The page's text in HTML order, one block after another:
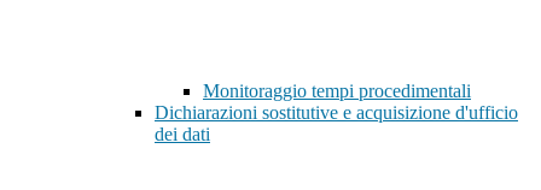
Monitoraggio tempi procedimentali
Dichiarazioni sostitutive e acquisizione d'ufficio
dei dati